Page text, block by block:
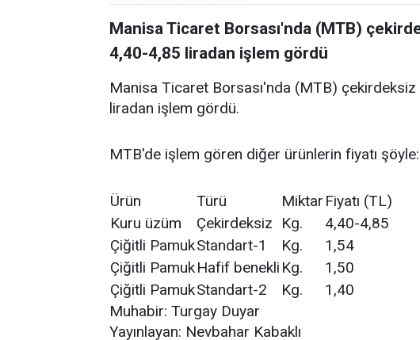
Manisa Ticaret Borsası'nda (MTB)
4,40-4,85 liradan işlem gördü
Manisa Ticaret Borsası'nda (MTB)
liradan işlem gördü.
MTB'de işlem gören diğer ürünlerin fiyatı şöyle:
Ürün Türü Miktar Fiyatı (TL)
Kuru üzüm
Çekirdeksiz Kg.
4,40-4,85
Çiğitli PamukStandart-1 Kg.
1,54
Çiğitli PamukHafif benekli Kg.
1,50
Çiğitli PamukStandart-2 Kg.
1,40
Muhabir: Turgay Duyar
Yayınlayan: Nevbahar Kabaklı